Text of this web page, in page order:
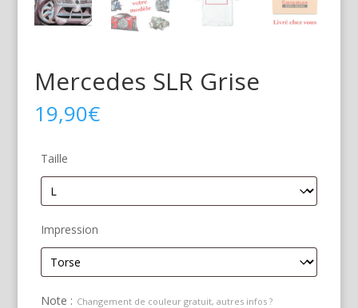
Mercedes SLR Grise
19,90€
Taille
Impression
Note : Changement de couleur gratuit, autres infos ?